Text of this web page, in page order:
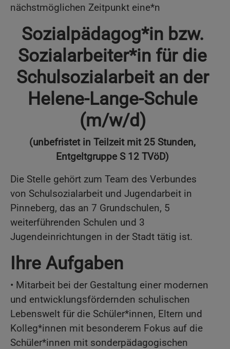
nächstmöglichen Zeitpunkt eine*n
Sozialpädagog*in bzw.
Sozialarbeiter*in für die
Schulsozialarbeit an der
Helene-Lange-Schule
(m/w/d)
(unbefristet in Teilzeit mit 25 Stunden,
Entgeltgruppe S 12 TVöD)
Die Stelle gehört zum Team des Verbundes
von Schulsozialarbeit und Jugendarbeit in
Pinneberg, das an 7 Grundschulen, 5
weiterführenden Schulen und 3
Jugendeinrichtungen in der Stadt tätig ist.
Ihre Aufgaben
• Mitarbeit bei der Gestaltung einer modernen
und entwicklungsfördernden schulischen
Lebenswelt für die Schüler*innen, Eltern und
Kolleg*innen mit besonderem Fokus auf die
Schüler*innen mit sonderpädagogischen